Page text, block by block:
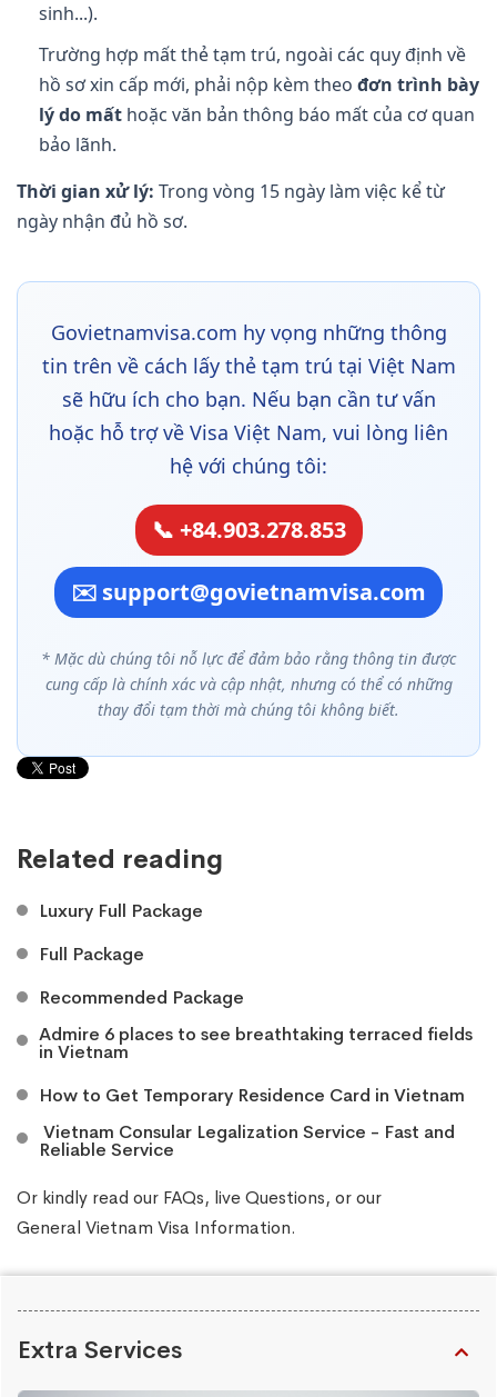
sinh...).
Trường hợp mất thẻ tạm trú, ngoài các quy định về
hồ sơ xin cấp mới, phải nộp kèm theo đơn trình bày
lý do mất hoặc văn bản thông báo mất của cơ quan
bảo lãnh.
Thời gian xử lý: Trong vòng 15 ngày làm việc kể từ
ngày nhận đủ hồ sơ.
Govietnamvisa.com hy vọng những thông
tin trên về cách lấy thẻ tạm trú tại Việt Nam
sẽ hữu ích cho bạn. Nếu bạn cần tư vấn
hoặc hỗ trợ về Visa Việt Nam, vui lòng liên
hệ với chúng tôi:
📞 +84.903.278.853
✉️ support@govietnamvisa.com
* Mặc dù chúng tôi nỗ lực để đảm bảo rằng thông tin được
cung cấp là chính xác và cập nhật, nhưng có thể có những
thay đổi tạm thời mà chúng tôi không biết.
Related reading
Luxury Full Package
Full Package
Recommended Package
Admire 6 places to see breathtaking terraced fields
in Vietnam
How to Get Temporary Residence Card in Vietnam
​ Vietnam Consular Legalization Service - Fast and
Reliable Service
Or kindly read our FAQs, liveQuestions, or our
General Vietnam Visa Information.
Extra Services